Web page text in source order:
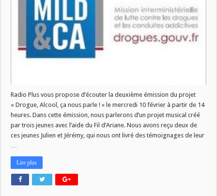
PARLE
]
:
Emission
2
Radio Plus vous propose d’écouter la deuxième émission du projet
« Drogue, Alcool, ça nous parle ! » le mercredi 10 février à partir de 14
heures. Dans cette émission, nous parlerons d’un projet musical créé
par trois jeunes avec l’aide du Fil d’Ariane. Nous avons reçu deux de
ces jeunes Julien et Jérémy, qui nous ont livré des témoignages de leur
…
Lire plus